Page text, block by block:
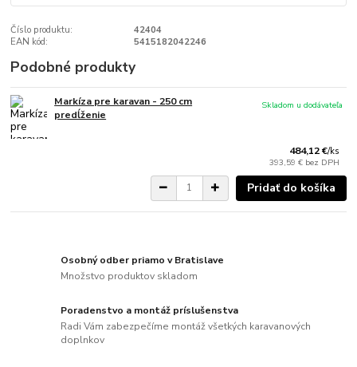
Číslo produktu:
42404
EAN kód:
5415182042246
Podobné produkty
Markíza pre karavan - 250 cm
predĺženie
484,12 €/ks
393,59 € bez DPH
Skladom u dodávateľa
Pridať do košíka
Osobný odber priamo v Bratislave
Množstvo produktov skladom
Poradenstvo a montáž príslušenstva
Radi Vám zabezpečíme montáž všetkých karavanových
doplnkov